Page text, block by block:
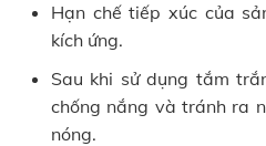
Hạn chế tiếp xúc của
kích ứng.
Sau khi sử dụng tắm
chống nắng và tránh ra
nóng.